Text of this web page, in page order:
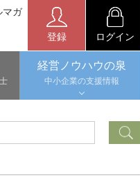
マガ
登録 ログイン
経営ノウハウの泉
中小企業の支援情報